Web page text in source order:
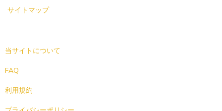
サイトマップ
当サイトについて
FAQ
利用規約